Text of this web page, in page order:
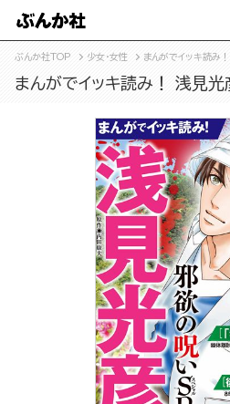
ぶんか社TOP 少女・女性 まんがでイッキ読み
まんがでイッキ読み！ 浅見